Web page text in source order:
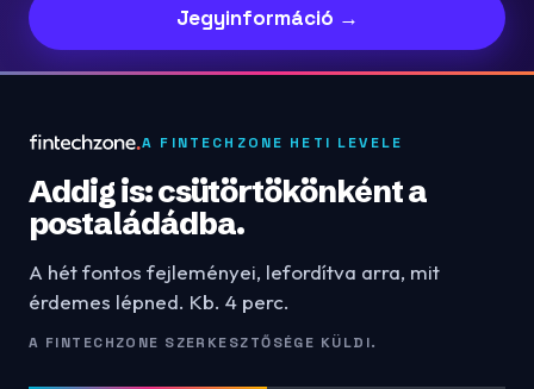
Jegyinformáció →
A FINTECHZONE HETI LEVELE
Addig is: csütörtökönként a
postaládádba.
A hét fontos fejleményei, lefordítva arra, mit
érdemes lépned. Kb. 4 perc.
A FINTECHZONE SZERKESZTŐSÉGE KÜLDI.